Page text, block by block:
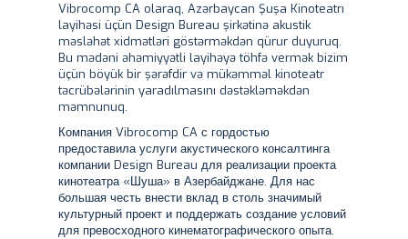
Vibrocomp CA olaraq, Azərbaycan Şuşa Kinoteatrı
layihəsi üçün Design Bureau şirkətinə akustik
məsləhət xidmətləri göstərməkdən qürur duyuruq.
Bu mədəni əhəmiyyətli layihəyə töhfə vermək bizim
üçün böyük bir şərəfdir və mükəmməl kinoteatr
təcrübələrinin yaradılmasını dəstəkləməkdən
məmnunuq.
Компания Vibrocomp CA с гордостью
предоставила услуги акустического консалтинга
компании Design Bureau для реализации проекта
кинотеатра «Шуша» в Азербайджане. Для нас
большая честь внести вклад в столь значимый
культурный проект и поддержать создание условий
для превосходного кинематографического опыта.